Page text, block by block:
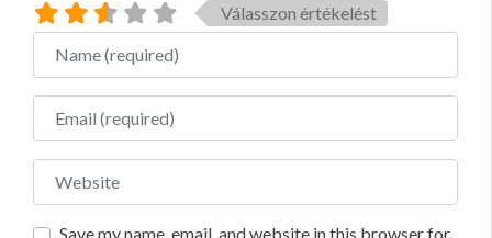
Válasszon értékelést
Name
Email
Website
Save my name, email, and website in this browser for